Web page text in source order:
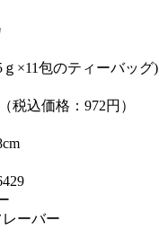
×11包のティーバッグ)
税込価格：972円）
レーバー